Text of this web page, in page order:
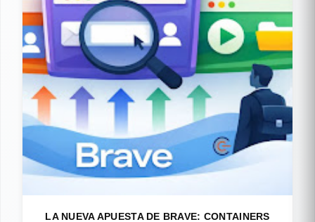
LA NUEVA APUESTA DE BRAVE: CONTAINERS